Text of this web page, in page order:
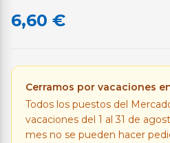
6,60 €
Cerramos por vacaciones
Todos los puestos del
vacaciones del 1 al 31 de
mes no se pueden hacer